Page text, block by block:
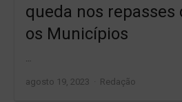
queda nos repasses
os Municípios
agosto 19, 2023 Author
Redação